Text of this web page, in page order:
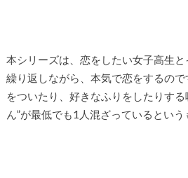
本シリーズは、恋をしたい女子高生
繰り返しながら、本気で恋をするの
をついたり、好きなふりをしたりする
ん”が最低でも1人混ざっているという